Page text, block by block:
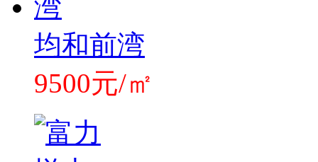
均和前湾
9500元/㎡